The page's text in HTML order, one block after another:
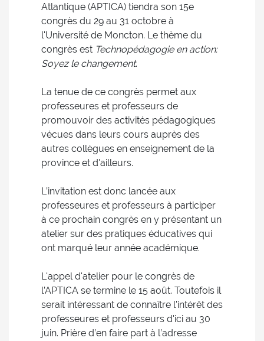
Atlantique (APTICA) tiendra son 15e
congrès du 29 au 31 octobre à
l'Université de Moncton. Le thème du
congrès est Technopédagogie en action:
Soyez le changement.
La tenue de ce congrès permet aux
professeures et professeurs de
promouvoir des activités pédagogiques
vécues dans leurs cours auprès des
autres collègues en enseignement de la
province et d'ailleurs.
L’invitation est donc lancée aux
professeures et professeurs à participer
à ce prochain congrès en y présentant un
atelier sur des pratiques éducatives qui
ont marqué leur année académique.
L'appel d'atelier pour le congrès de
l’APTICA se termine le 15 août. Toutefois il
serait intéressant de connaître l’intérêt des
professeures et professeurs d'ici au 30
juin. Prière d’en faire part à l’adresse